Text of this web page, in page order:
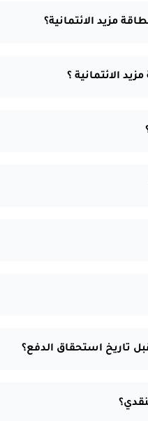
مزيد الائتمانية؟
الائتمانية ؟
تاريخ استحقاق الدفع؟